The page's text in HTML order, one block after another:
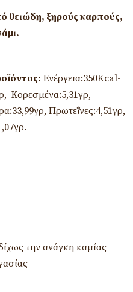
θειώδη, ξηρούς καρπούς,
Ενέργεια:350Kcal-
Κορεσμένα:5,31γρ,
Πρωτεΐνες:4,51γρ,
την ανάγκη καμίας